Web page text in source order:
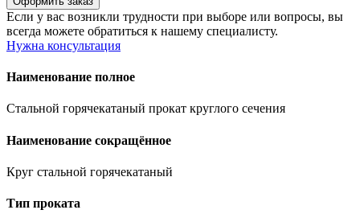
Если у вас возникли трудности при выборе или вопросы, вы
всегда можете обратиться к нашему специалисту.
Нужна консультация
Наименование полное
Стальной горячекатаный прокат круглого сечения
Наименование сокращённое
Круг стальной горячекатаный
Тип проката